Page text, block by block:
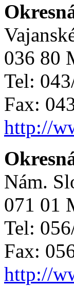
036 80
Tel:
Fax:
http://
Nám.
071 01
Tel:
Fax:
http://